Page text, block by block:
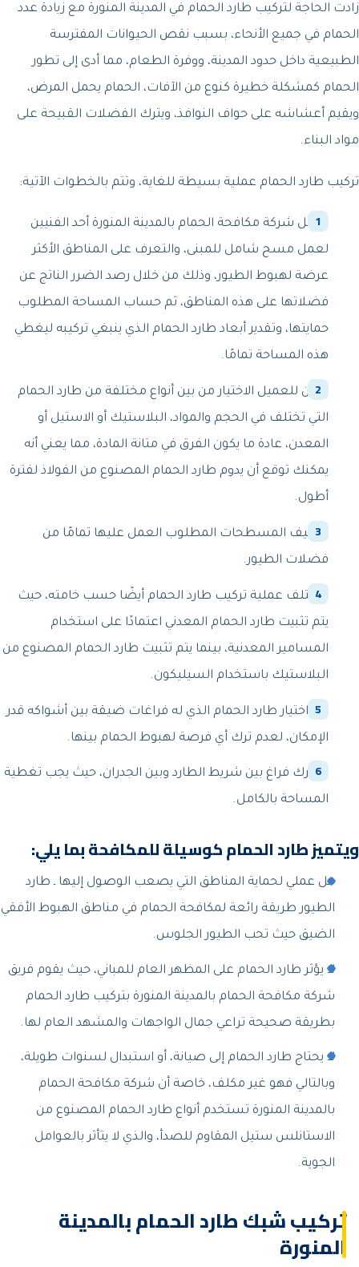
زادت الحاجة لتركيب طارد الحمام في المدينة المنورة مع زيادة عدد
الحمام في جميع الأنحاء، بسبب نقص الحيوانات المفترسة
الطبيعية داخل حدود المدينة، ووفرة الطعام، مما أدى إلى تطور
الحمام كمشكلة خطيرة كنوع من الآفات، الحمام يحمل المرض،
ويقيم أعشاشه على حواف النوافذ، ويترك الفضلات القبيحة على
مواد البناء.
تركيب طارد الحمام عملية بسيطة للغاية، وتتم بالخطوات الآتية:
ترسل شركة مكافحة الحمام بالمدينة المنورة أحد الفنيين
لعمل مسح شامل للمبنى، والتعرف على المناطق الأكثر
عرضة لهبوط الطيور، وذلك من خلال رصد الضرر الناتج عن
فضلاتها على هذه المناطق، ثم حساب المساحة المطلوب
حمايتها، وتقدير أبعاد طارد الحمام الذي ينبغي تركيبه ليغطي
هذه المساحة تمامًا.
يمكن للعميل الاختيار من بين أنواع مختلفة من طارد الحمام
التي تختلف في الحجم والمواد، البلاستيك أو الاستيل أو
المعدن، عادة ما يكون الفرق في متانة المادة، مما يعني أنه
يمكنك توقع أن يدوم طارد الحمام المصنوع من الفولاذ لفترة
أطول.
تنظيف المسطحات المطلوب العمل عليها تمامًا من
فضلات الطيور.
وتختلف عملية تركيب طارد الحمام أيضًا حسب خامته، حيث
يتم تثبيت طارد الحمام المعدني اعتمادًا على استخدام
المسامير المعدنية، بينما يتم تثبيت طارد الحمام المصنوع من
البلاستيك باستخدام السيليكون.
يتم اختيار طارد الحمام الذي له فراغات ضيقة بين أشواكه قدر
الإمكان، لعدم ترك أي فرصة لهبوط الحمام بينها.
لا نترك فراغ بين شريط الطارد وبين الجدران، حيث يجب تغطية
المساحة بالكامل.
ويتميز طارد الحمام كوسيلة للمكافحة بما يلي:
حل عملي لحماية المناطق التي يصعب الوصول إليها ـ طارد
الطيور طريقة رائعة لمكافحة الحمام في مناطق الهبوط الأفقي
الضيق حيث تحب الطيور الجلوس.
لا يؤثر طارد الحمام على المظهر العام للمباني، حيث يقوم فريق
شركة مكافحة الحمام بالمدينة المنورة بتركيب طارد الحمام
بطريقة صحيحة تراعي جمال الواجهات والمشهد العام لها.
لا يحتاج طارد الحمام إلى صيانة، أو استبدال لسنوات طويلة،
وبالتالي فهو غير مكلف، خاصة أن شركة مكافحة الحمام
بالمدينة المنورة تستخدم أنواع طارد الحمام المصنوع من
الاستانلس ستيل المقاوم للصدأ، والذي لا يتأثر بالعوامل
الجوية.
تركيب شبك طارد الحمام بالمدينة
المنورة